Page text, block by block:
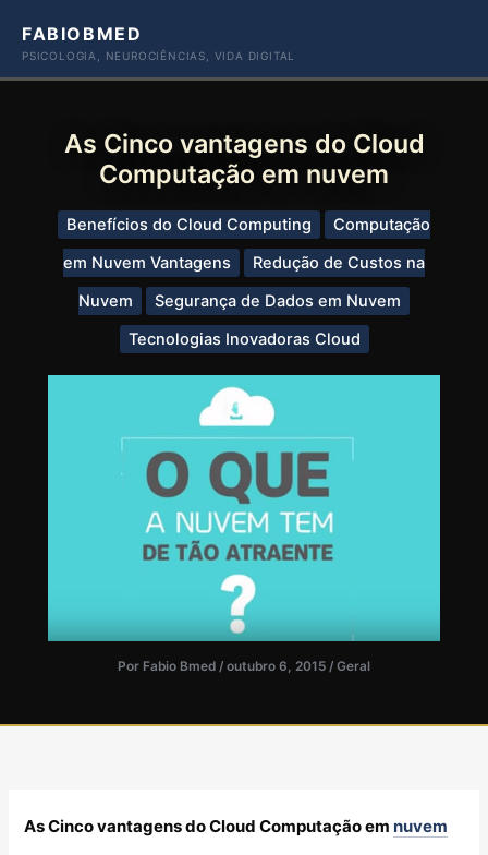
paraFABIOBMED
PSICOLOGIA, NEUROCIÊNCIAS, VIDA DIGITAL
As Cinco vantagens do Cloud
Computação em nuvem
Benefícios do Cloud Computing
Computação
em Nuvem Vantagens
Redução de Custos na
Nuvem
Segurança de Dados em Nuvem
Tecnologias Inovadoras Cloud
Por Fabio Bmed / outubro 6, 2015 / Geral
As Cinco vantagens do Cloud Computação em nuvem